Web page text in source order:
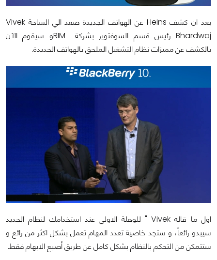
بعد ان كشف Heins عن الهواتف الجديدة صعد الي الساحة Vivek
Bhardwaj رئيس قسم السوفتوير بشركة RIMو سيقوم الآن
بالكشف عن مميزات نظام التشغيل الملحق بالهواتف الجديدة.
اول ما قاله Vivek" للوهلة الاولي عند استخدامك لنظام الجديد
سيبدو رائعاً، و ستجد خاصية تعدد المهام تعمل بشكل اكثر من رائع و
ستتمكن من التحكم بالنظام بشكل كامل عن طريق أصبع الابهام فقط.